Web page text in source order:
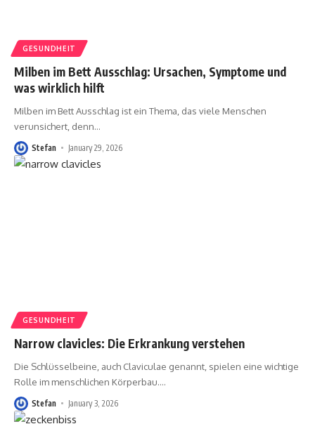
GESUNDHEIT
Milben im Bett Ausschlag: Ursachen, Symptome und
was wirklich hilft
Milben im Bett Ausschlag ist ein Thema, das viele Menschen
verunsichert, denn…
Stefan January 29, 2026
GESUNDHEIT
Narrow clavicles: Die Erkrankung verstehen
Die Schlüsselbeine, auch Claviculae genannt, spielen eine wichtige
Rolle im menschlichen Körperbau.…
Stefan January 3, 2026